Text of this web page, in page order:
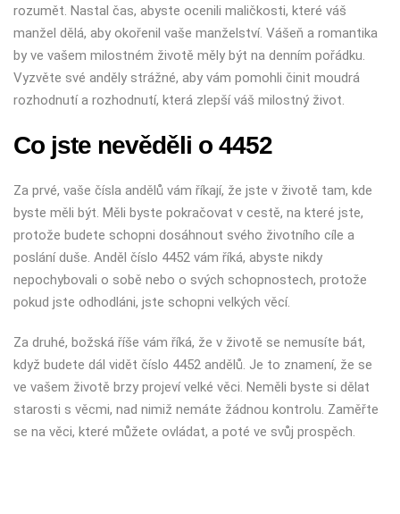
rozumět. Nastal čas, abyste ocenili maličkosti, které váš
manžel dělá, aby okořenil vaše manželství. Vášeň a romantika
by ve vašem milostném životě měly být na denním pořádku.
Vyzvěte své anděly strážné, aby vám pomohli činit moudrá
rozhodnutí a rozhodnutí, která zlepší váš milostný život.
Co jste nevěděli o 4452
Za prvé, vaše čísla andělů vám říkají, že jste v životě tam, kde
byste měli být. Měli byste pokračovat v cestě, na které jste,
protože budete schopni dosáhnout svého životního cíle a
poslání duše. Anděl číslo 4452 vám říká, abyste nikdy
nepochybovali o sobě nebo o svých schopnostech, protože
pokud jste odhodláni, jste schopni velkých věcí.
Za druhé, božská říše vám říká, že v životě se nemusíte bát,
když budete dál vidět číslo 4452 andělů. Je to znamení, že se
ve vašem životě brzy projeví velké věci. Neměli byste si dělat
starosti s věcmi, nad nimiž nemáte žádnou kontrolu. Zaměřte
se na věci, které můžete ovládat, a poté ve svůj prospěch.